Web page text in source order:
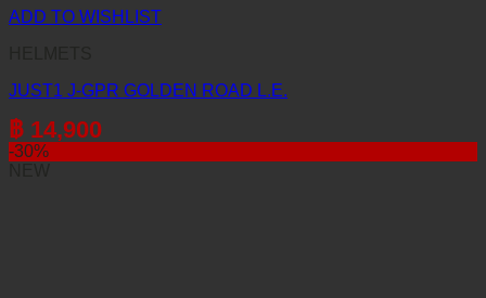
ADD TO WISHLIST
JUST1 J-GPR GOLDEN ROAD L.E.
฿ 14,900
-30%